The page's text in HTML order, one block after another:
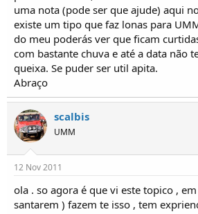
uma nota (pode ser que ajude) aqui
existe um tipo que faz lonas para
do meu poderás ver que ficam
com bastante chuva e até a data não
queixa. Se puder ser util apita.
Abraço
scalbis
UMM
12 Nov 2011
ola . so agora é que vi este topico ,
santarem ) fazem te isso , tem